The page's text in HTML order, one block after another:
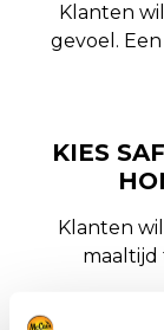
Klanten
gevoel.
KIES
Klanten
maaltijd